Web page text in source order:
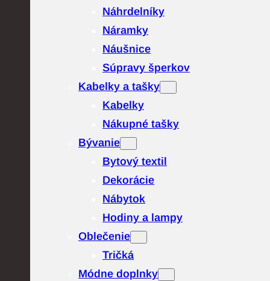
Náhrdelníky
Náramky
Náušnice
Súpravy šperkov
Kabelky a tašky
Kabelky
Nákupné tašky
Bývanie
Bytový textil
Dekorácie
Nábytok
Hodiny a lampy
Oblečenie
Tričká
Módne doplnky